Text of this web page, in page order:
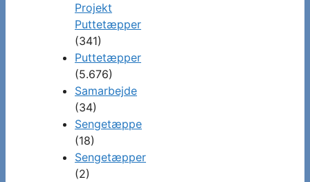
Projekt
Puttetæpper
(341)
Puttetæpper
(5.676)
Samarbejde
(34)
Sengetæppe
(18)
Sengetæpper
(2)